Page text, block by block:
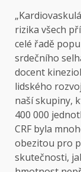
rizika všech
celé řadě
srdečního
docent
lidského
naší skupiny,
400 000
CRF byla
obezitou pro
skutečnosti,